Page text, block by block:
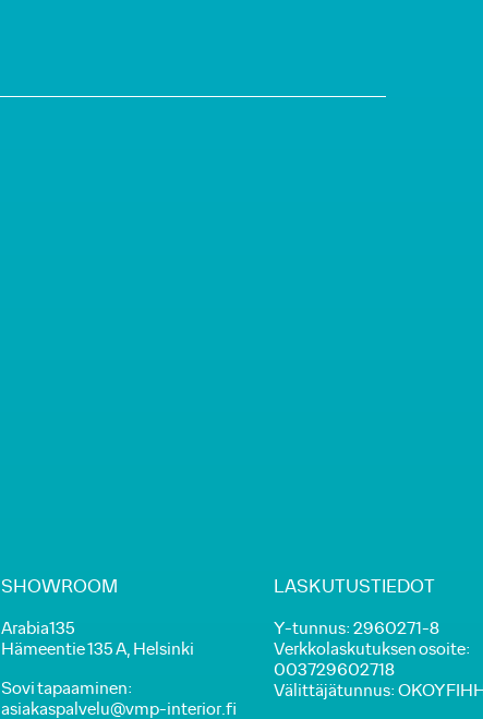
SHOWROOM
Arabia135
Hämeentie 135 A, Helsinki
Sovi tapaaminen:
asiakaspalvelu@vmp-interior.fi
LASKUTUSTIEDOT
Y-tunnus: 2960271-8
Verkkolaskutuksen osoite:
003729602718
Välittäjätunnus: OKOYFIHH